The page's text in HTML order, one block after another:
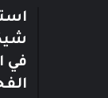
في